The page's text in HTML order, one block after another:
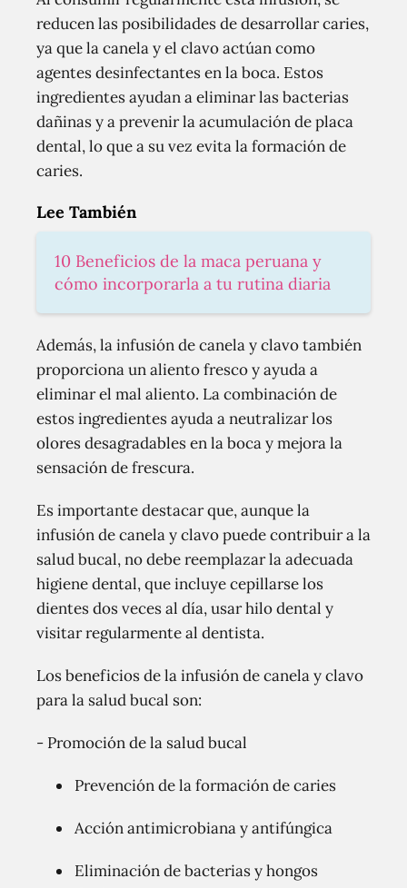
reducen las posibilidades de desarrollar caries,
ya que la canela y el clavo actúan como
agentes desinfectantes en la boca. Estos
ingredientes ayudan a eliminar las bacterias
dañinas y a prevenir la acumulación de placa
dental, lo que a su vez evita la formación de
caries.
Lee También
10 Beneficios de la maca peruana y
cómo incorporarla a tu rutina diaria
Además, la infusión de canela y clavo también
proporciona un aliento fresco y ayuda a
eliminar el mal aliento. La combinación de
estos ingredientes ayuda a neutralizar los
olores desagradables en la boca y mejora la
sensación de frescura.
Es importante destacar que, aunque la
infusión de canela y clavo puede contribuir a la
salud bucal, no debe reemplazar la adecuada
higiene dental, que incluye cepillarse los
dientes dos veces al día, usar hilo dental y
visitar regularmente al dentista.
Los beneficios de la infusión de canela y clavo
para la salud bucal son:
- Promoción de la salud bucal
Prevención de la formación de caries
Acción antimicrobiana y antifúngica
Eliminación de bacterias y hongos